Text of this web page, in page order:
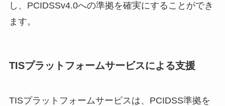
し、PCIDSSv4.0への準拠を確実にすることができ
ます。
TISプラットフォームサービスによる支援
TISプラットフォームサービスは、PCIDSS準拠を